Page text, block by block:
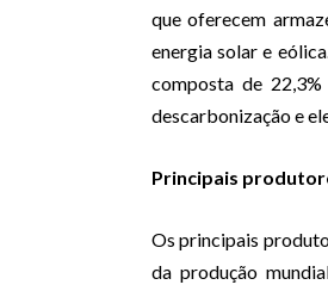
que oferecem
energia solar e
composta de
descarbonização e
Principais
Os principais
da produção